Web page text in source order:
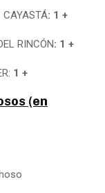
CAYASTÁ: 1 +
RINCÓN: 1 +
1 +
(en